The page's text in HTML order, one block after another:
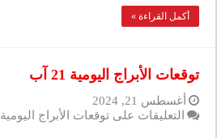
أكمل القراءة »
توقعات الأبراج اليومية 21 آب
أغسطس 21, 2024
التعليقات على توقعات الأبراج اليومية 21 آب مغلقة